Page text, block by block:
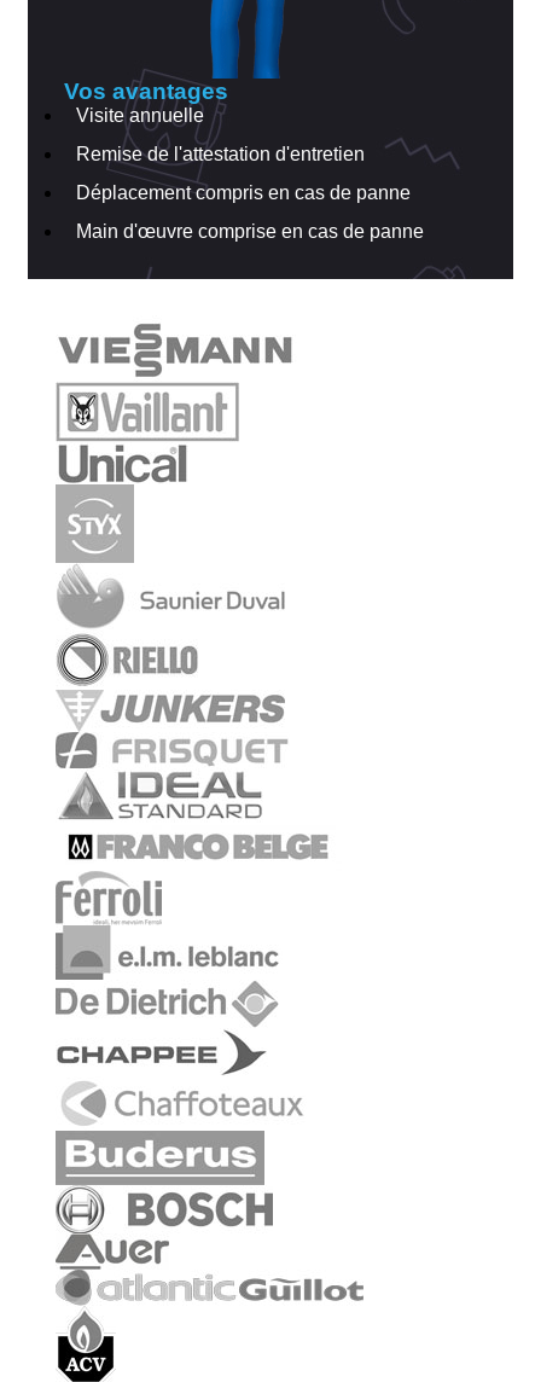
Vos avantages
Visite annuelle
Remise de l'attestation d'entretien
Déplacement compris en cas de panne
Main d'œuvre comprise en cas de panne